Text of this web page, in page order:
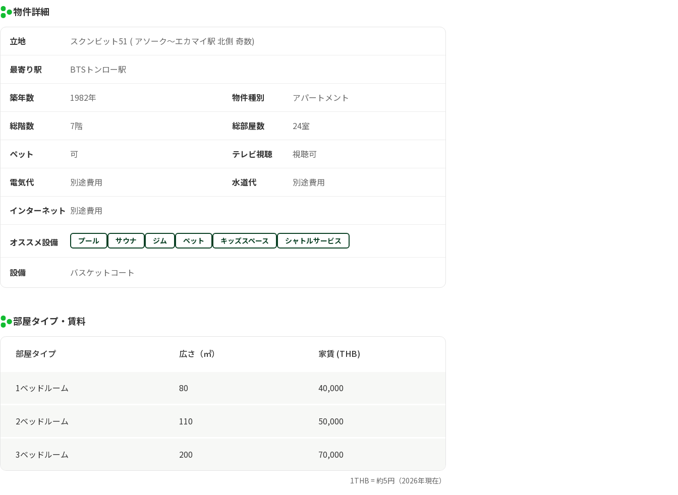
物件詳細
立地 スクンビット51 ( アソーク～エカマイ駅 北側 奇数)
最寄り駅 BTSトンロー駅
築年数 1982年 物件種別 アパートメント
総階数 7階 総部屋数 24室
ペット 可 テレビ視聴 視聴可
電気代 別途費用 水道代 別途費用
インターネット 別途費用
オススメ設備 プール サウナ ジム ペット キッズスペース シャトルサービス
設備 バスケットコート
部屋タイプ・賃料
部屋タイプ 広さ（㎡） 家賃 (THB)
1ベッドルーム 80 40,000
2ベッドルーム 110 50,000
3ベッドルーム 200 70,000
1THB = 約5円（2026年現在）